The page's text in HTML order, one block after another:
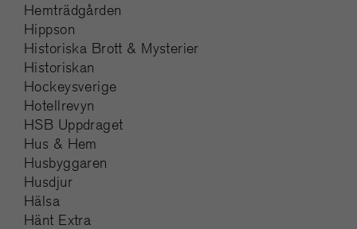
Hemträdgården
Hippson
Historiska Brott & Mysterier
Historiskan
Hockeysverige
Hotellrevyn
HSB Uppdraget
Hus & Hem
Husbyggaren
Husdjur
Hälsa
Hänt Extra